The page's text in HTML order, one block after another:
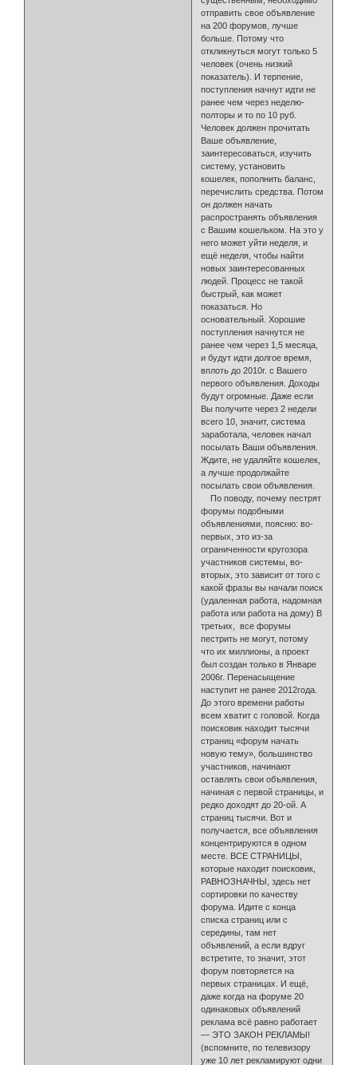
отправить свое объявление
на 200 форумов, лучше
больше. Потому что
откликнуться могут только 5
человек (очень низкий
показатель). И терпение,
поступления начнут идти не
ранее чем через неделю-
полторы и то по 10 руб.
Человек должен прочитать
Ваше объявление,
заинтересоваться, изучить
систему, установить
кошелек, пополнить баланс,
перечислить средства. Потом
он должен начать
распространять объявления
с Вашим кошельком. На это у
него может уйти неделя, и
ещё неделя, чтобы найти
новых заинтересованных
людей. Процесс не такой
быстрый, как может
показаться. Но
основательный. Хорошие
поступления начнутся не
ранее чем через 1,5 месяца,
и будут идти долгое время,
вплоть до 2010г. с Вашего
первого объявления. Доходы
будут огромные. Даже если
Вы получите через 2 недели
всего 10, значит, система
заработала, человек начал
посылать Ваши объявления.
Ждите, не удаляйте кошелек,
а лучше продолжайте
посылать свои объявления.
По поводу, почему пестрят
форумы подобными
объявлениями, поясню: во-
первых, это из-за
ограниченности кругозора
участников системы, во-
вторых, это зависит от того с
какой фразы вы начали поиск
(удаленная работа, надомная
работа или работа на дому) В
третьих, все форумы
пестрить не могут, потому
что их миллионы, а проект
был создан только в Январе
2006г. Перенасыщение
наступит не ранее 2012года.
До этого времени работы
всем хватит с головой. Когда
поисковик находит тысячи
страниц «форум начать
новую тему», большинство
участников, начинают
оставлять свои объявления,
начиная с первой страницы, и
редко доходят до 20-ой. А
страниц тысячи. Вот и
получается, все объявления
концентрируются в одном
месте. ВСЕ СТРАНИЦЫ,
которые находит поисковик,
РАВНОЗНАЧНЫ, здесь нет
сортировки по качеству
форума. Идите с конца
списка страниц или с
середины, там нет
объявлений, а если вдруг
встретите, то значит, этот
форум повторяется на
первых страницах. И ещё,
даже когда на форуме 20
одинаковых объявлений
реклама всё равно работает
— ЭТО ЗАКОН РЕКЛАМЫ!
(вспомните, по телевизору
уже 10 лет рекламируют одни